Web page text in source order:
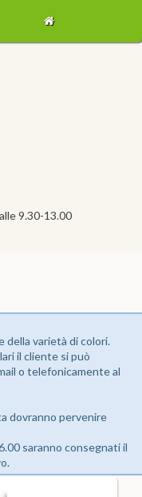
9.30-13.00
della varietà di colori.
il cliente si può
o telefonicamente al
dovranno pervenire
saranno consegnati il